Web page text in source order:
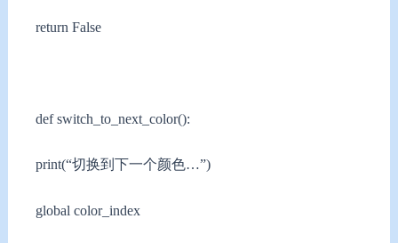
return False
def switch_to_next_color():
print(“切换到下一个颜色…”)
global color_index